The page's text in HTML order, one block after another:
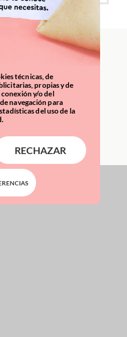
need to
técnicas, de
propias y de
y/o del
navegación para
del uso de la
RECHAZAR